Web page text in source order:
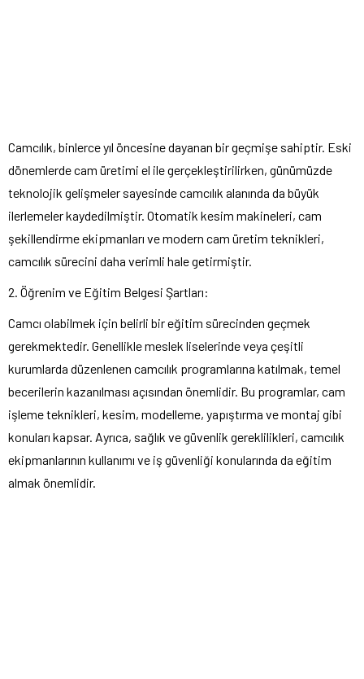
Camcılık, binlerce yıl öncesine dayanan bir geçmişe sahiptir. Eski
dönemlerde cam üretimi el ile gerçekleştirilirken, günümüzde
teknolojik gelişmeler sayesinde camcılık alanında da büyük
ilerlemeler kaydedilmiştir. Otomatik kesim makineleri, cam
şekillendirme ekipmanları ve modern cam üretim teknikleri,
camcılık sürecini daha verimli hale getirmiştir.
2. Öğrenim ve Eğitim Belgesi Şartları:
Camcı olabilmek için belirli bir eğitim sürecinden geçmek
gerekmektedir. Genellikle meslek liselerinde veya çeşitli
kurumlarda düzenlenen camcılık programlarına katılmak, temel
becerilerin kazanılması açısından önemlidir. Bu programlar, cam
işleme teknikleri, kesim, modelleme, yapıştırma ve montaj gibi
konuları kapsar. Ayrıca, sağlık ve güvenlik gereklilikleri, camcılık
ekipmanlarının kullanımı ve iş güvenliği konularında da eğitim
almak önemlidir.